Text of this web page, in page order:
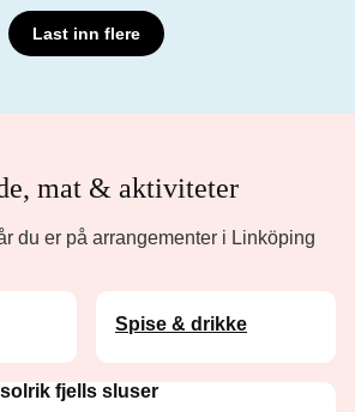
Last inn flere
mat & aktiviteter
du er på arrangementer i Linköping
Spise & drikke